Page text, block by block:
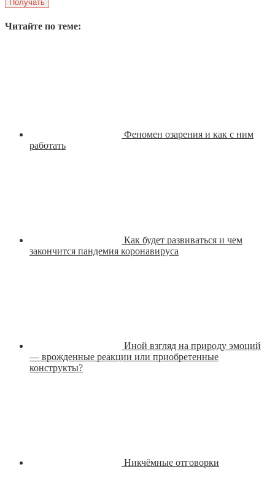
Читайте по теме:
Феномен озарения и как с ним
работать
Как будет развиваться и чем
закончится пандемия коронавируса
Иной взгляд на природу эмоций
— врожденные реакции или приобретенные
конструкты?
Никчёмные отговорки